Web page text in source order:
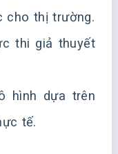
cho thị trường.
thi giả thuyết
hình dựa trên
tế.